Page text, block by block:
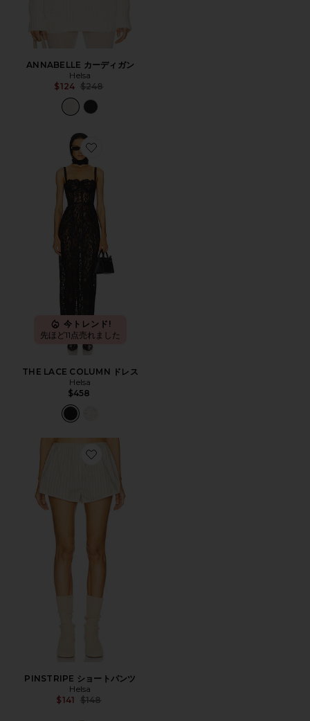
ANNABELLE カーディガン
Helsa
$124 Previous price:
$248
Favorite THE LACE COLUMN ドレス
今トレンド!
先ほど11点売れました
THE LACE COLUMN ドレス
Helsa
$458
Favorite PINSTRIPE ショートパンツ
PINSTRIPE ショートパンツ
Helsa
$141 Previous price:
$148